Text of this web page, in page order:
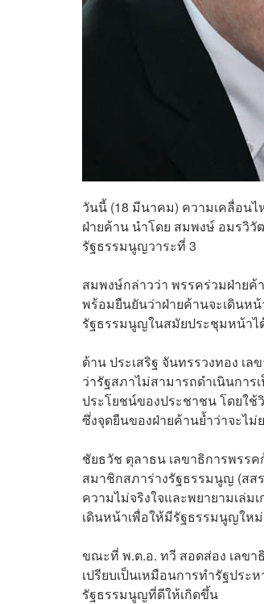
วันนี้ (18 มีนาคม) ความเคลื่อน
ฝ่ายค้าน นำโดย สมพงษ์ อมรวิ
รัฐธรรมนูญวาระที่ 3
สมพงษ์กล่าวว่า พรรคร่วมฝ่ายค้
พร้อมยืนยันว่าฝ่ายค้านจะเดินห
รัฐธรรมนูญในสมัยประชุมหน้าไ
ด้าน ประเสริฐ จันทรรวงทอง เ
ว่ารัฐสภาไม่สามารถดำเนินกา
ประโยชน์ของประชาชน โดยใช้
ซึ่งจุดยืนของฝ่ายค้านย้ำว่าจะไ
ชัยธวัช ตุลาธน เลขาธิการพรร
สมาชิกสภาร่างรัฐธรรมนูญ (สส
ความไม่จริงใจและพยายามเล่ม
เดินหน้าเพื่อให้มีรัฐธรรมนูญใ
ขณะที่ พ.ต.อ. ทวี สอดส่อง เลขา
เปรียบเป็นเหมือนการทำรัฐประ
รัฐธรรมนูญที่ดีให้เกิดขึ้น